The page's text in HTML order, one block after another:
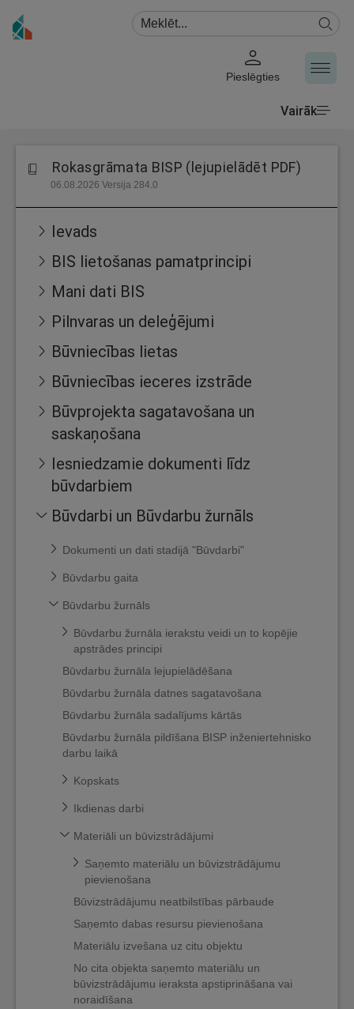
Pieslēgties
Vairāk
Rokasgrāmata BISP (lejupielādēt PDF)
06.08.2026 Versija 284.0
Ievads
BIS lietošanas pamatprincipi
Mani dati BIS
Pilnvaras un deleģējumi
Būvniecības lietas
Būvniecības ieceres izstrāde
Būvprojekta sagatavošana un
saskaņošana
Iesniedzamie dokumenti līdz
būvdarbiem
Būvdarbi un Būvdarbu žurnāls
Dokumenti un dati stadijā "Būvdarbi"
Būvdarbu gaita
Būvdarbu žurnāls
Būvdarbu žurnāla ierakstu veidi un to kopējie
apstrādes principi
Būvdarbu žurnāla lejupielādēšana
Būvdarbu žurnāla datnes sagatavošana
Būvdarbu žurnāla sadalījums kārtās
Būvdarbu žurnāla pildīšana BISP inženiertehnisko
darbu laikā
Kopskats
Ikdienas darbi
Materiāli un būvizstrādājumi
Saņemto materiālu un būvizstrādājumu
pievienošana
Būvizstrādājumu neatbilstības pārbaude
Saņemto dabas resursu pievienošana
Materiālu izvešana uz citu objektu
No cita objekta saņemto materiālu un
būvizstrādājumu ieraksta apstiprināšana vai
noraidīšana